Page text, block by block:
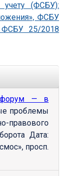
учету (ФСБУ):
ФСБУ
ФСБУ 25/2018
форум — в
проблемы
правового
Дата:
просп.